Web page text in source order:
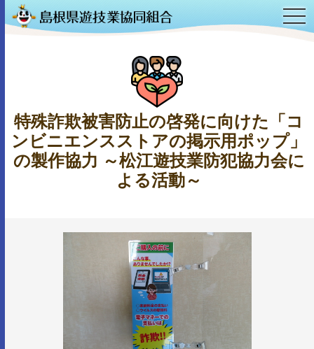
特殊詐欺被害防止の啓発に向けた「コ
ンビニエンスストアの掲示用ポップ」
の製作協力 ～松江遊技業防犯協力会に
よる活動～